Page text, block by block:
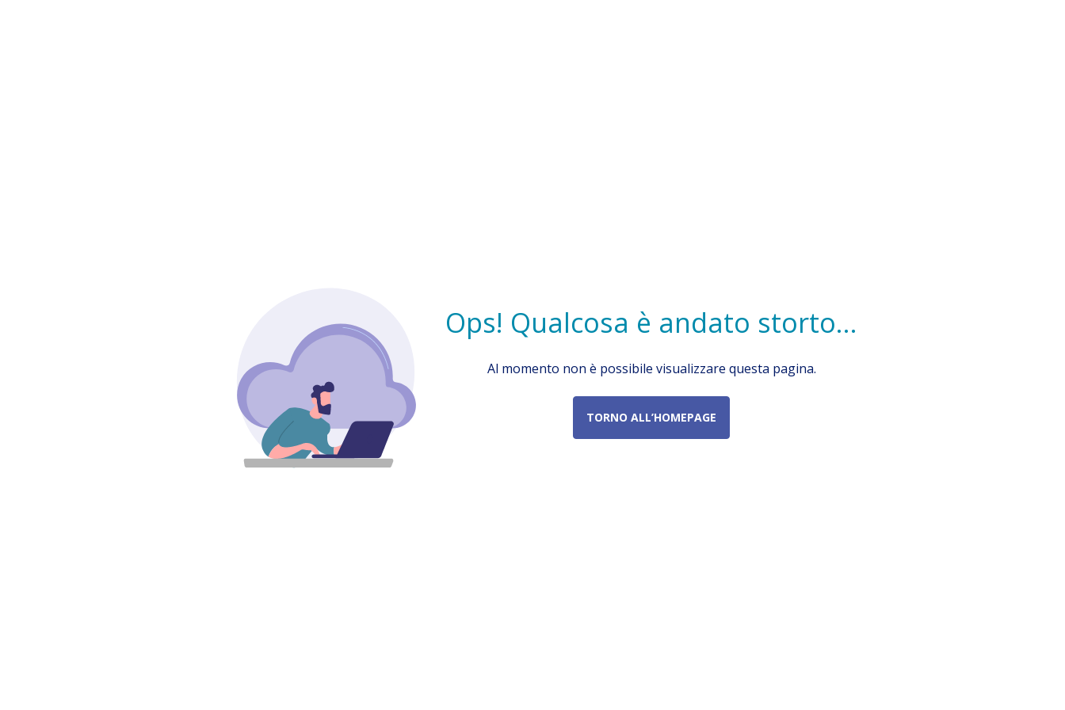
Ops! Qualcosa è andato storto...
Al momento non è possibile visualizzare questa pagina.
TORNO ALL’HOMEPAGE